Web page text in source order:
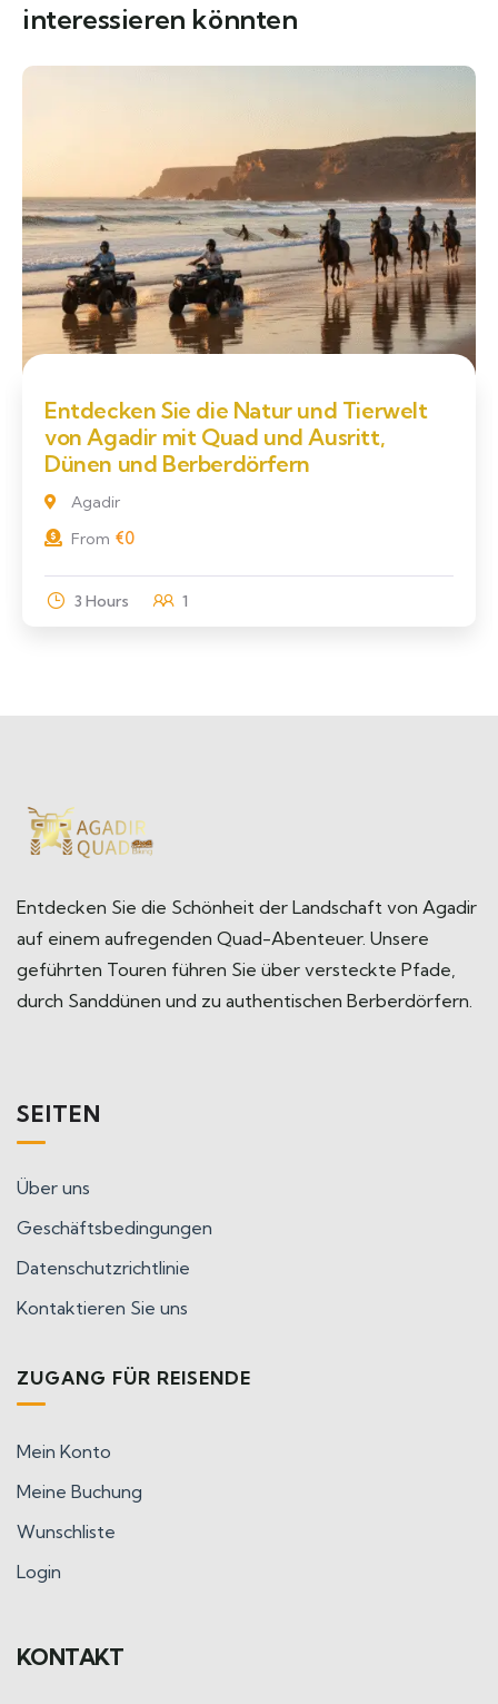
interessieren könnten
Entdecken Sie die Natur und Tierwelt
von Agadir mit Quad und Ausritt,
Dünen und Berberdörfern
Agadir
From €0
3 Hours 1
Entdecken Sie die Schönheit der Landschaft von Agadir
auf einem aufregenden Quad-Abenteuer. Unsere
geführten Touren führen Sie über versteckte Pfade,
durch Sanddünen und zu authentischen Berberdörfern.
SEITEN
Über uns
Geschäftsbedingungen
Datenschutzrichtlinie
Kontaktieren Sie uns
ZUGANG FÜR REISENDE
Mein Konto
Meine Buchung
Wunschliste
Login
KONTAKT